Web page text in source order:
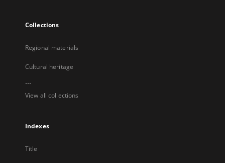
Collections
Regional materials
Cultural heritage
...
View all collections
Indexes
Title